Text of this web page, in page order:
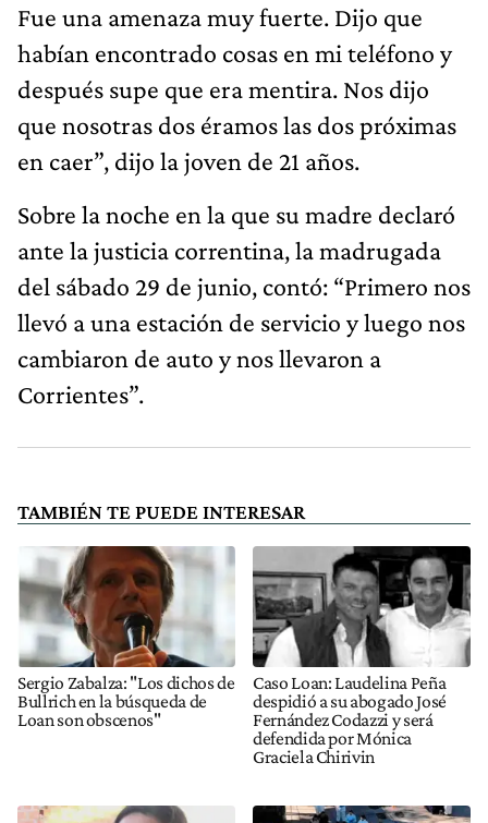
Fue una amenaza muy fuerte. Dijo que
habían encontrado cosas en mi teléfono y
después supe que era mentira. Nos dijo
que nosotras dos éramos las dos próximas
en caer”, dijo la joven de 21 años.
Sobre la noche en la que su madre declaró
ante la justicia correntina, la madrugada
del sábado 29 de junio, contó: “Primero nos
llevó a una estación de servicio y luego nos
cambiaron de auto y nos llevaron a
Corrientes”.
TAMBIÉN TE PUEDE INTERESAR
Sergio Zabalza: "Los dichos de
Bullrich en la búsqueda de
Loan son obscenos"
Caso Loan: Laudelina Peña
despidió a su abogado José
Fernández Codazzi y será
defendida por Mónica
Graciela Chirivin